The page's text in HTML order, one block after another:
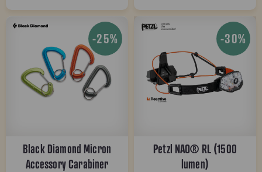
-25%
Black Diamond Micron
Accessory Carabiner
-30%
Petzl NAO® RL (1500
lumen)